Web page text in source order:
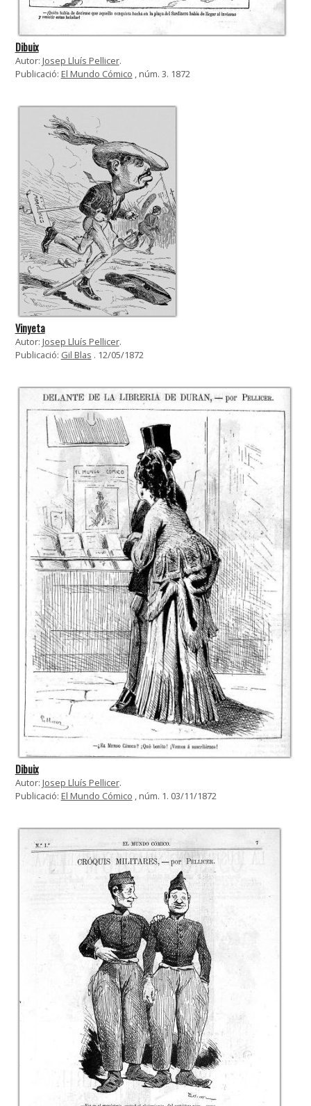
Dibuix
Autor: Josep Lluís Pellicer.
Publicació: El Mundo Cómico , núm. 3. 1872
Vinyeta
Autor: Josep Lluís Pellicer.
Publicació: Gil Blas . 12/05/1872
Dibuix
Autor: Josep Lluís Pellicer.
Publicació: El Mundo Cómico , núm. 1. 03/11/1872